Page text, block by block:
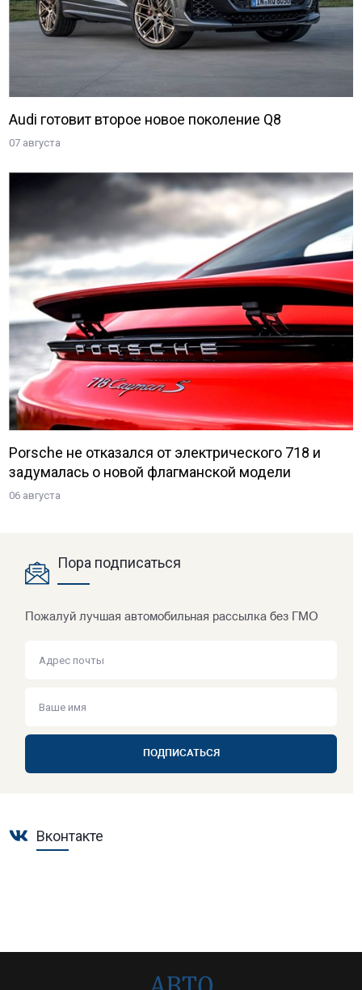
Audi готовит второе новое поколение Q8
07 августа
Porsche не отказался от электрического 718 и
задумалась о новой флагманской модели
06 августа
Пора подписаться
Пожалуй лучшая автомобильная рассылка без ГМО
ПОДПИСАТЬСЯ
Вконтакте